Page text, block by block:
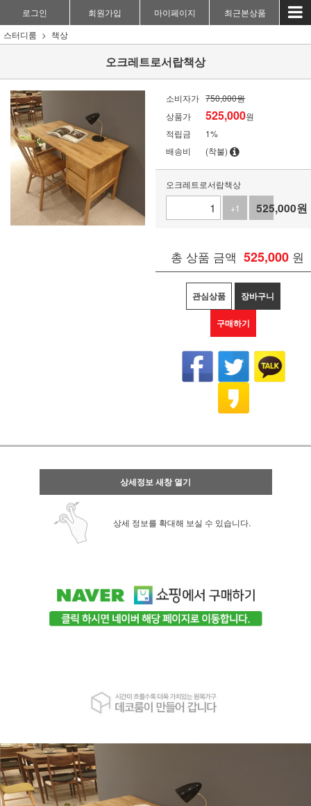
로그인 회원가입 마이페이지
최근본상품
스터디룸
책상
오크레트로서랍책상
소비자가 750,000원
상품가
525,000원
적립금
1%
배송비
(착불)
오크레트로서랍책상
+1
-1
525,000원
총 상품 금액 525,000 원
관심상품 장바구니
구매하기
상세정보 새창 열기
상세 정보를 확대해 보실 수 있습니다.